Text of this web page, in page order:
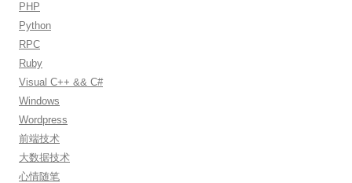
PHP
Python
RPC
Ruby
Visual C++ && C#
Windows
Wordpress
前端技术
大数据技术
心情随笔